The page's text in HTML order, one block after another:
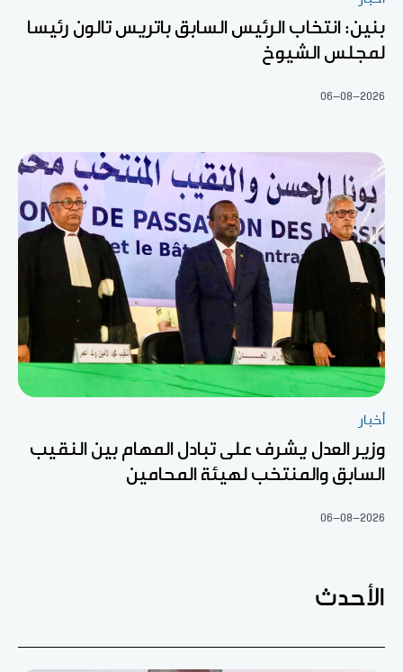
بنين: انتخاب الرئيس السابق باتريس تالون رئيسا
لمجلس الشيوخ
06-08-2026
أخبار
وزير العدل يشرف على تبادل المهام بين النقيب
السابق والمنتخب لهيئة المحامين
06-08-2026
الأحدث